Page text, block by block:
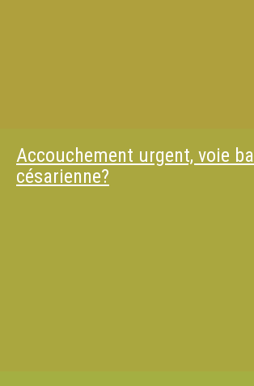
Accouchement urgent, voie
césarienne?